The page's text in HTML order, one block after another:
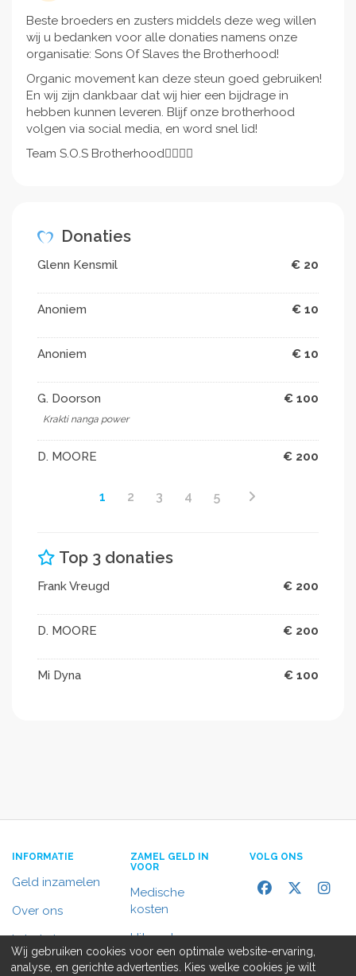
Beste broeders en zusters middels deze weg willen
wij u bedanken voor alle donaties namens onze
organisatie: Sons Of Slaves the Brotherhood!
Organic movement kan deze steun goed gebruiken!
En wij zijn dankbaar dat wij hier een bijdrage in
hebben kunnen leveren. Blijf onze brotherhood
volgen via social media, en word snel lid!
Team S.O.S Brotherhood✊🏿🇸🇷
Donaties
Glenn Kensmil € 20
Anoniem € 10
Anoniem € 10
G. Doorson € 100
Krakti nanga power
D. MOORE € 200
1 2 3 4 5
Top 3 donaties
Frank Vreugd € 200
D. MOORE € 200
Mi Dyna € 100
INFORMATIE
Geld inzamelen
Over ons
In het nieuws
Contact
ZAMEL GELD IN
VOOR
Medische
kosten
Uitvaart
Rolstoelbus
VOLG ONS
Wij gebruiken cookies voor een optimale website-ervaring,
analyse, en gerichte advertenties. Kies welke cookies je wilt